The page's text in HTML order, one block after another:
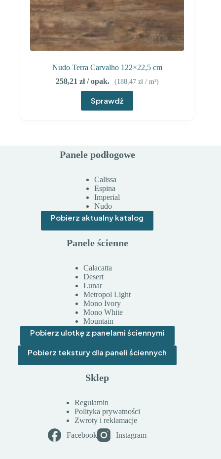
Nudo Terra Carvalho 122×22,5 cm
258,21 zł/ opak. (188,47 zł/ m²)
Sprawdź
Panele podłogowe
Calissa
Espina
Imperial
Nudo
Pobierz aktualny katalog
Panele ścienne
Calacatta
Desert
Lunar
Metropol Light
Mono Ivory
Mono White
Mountain
Pobierz ulotkę z panelami ściennymi
Pobierz tekstury dla paneli ściennych
Sklep
Regulamin
Polityka prywatności
Zwroty i reklamacje
Facebook
Instagram